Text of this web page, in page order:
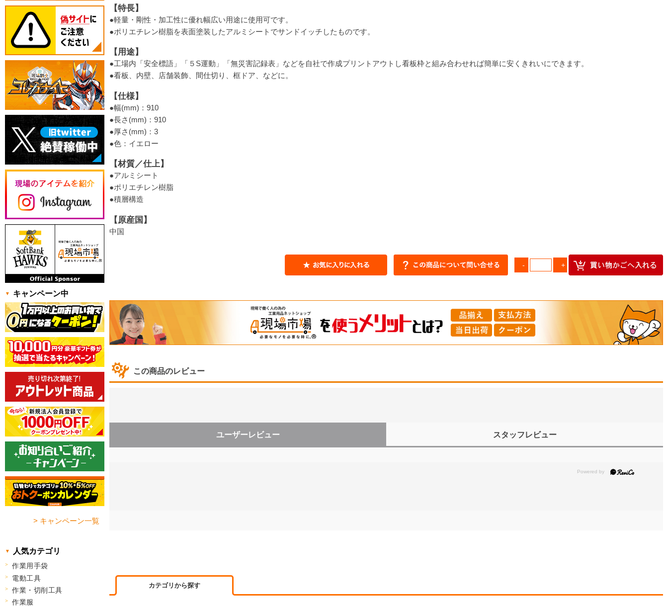
【特長】
●軽量・剛性・加工性に優れ幅広い用途に使用可です。
●ポリエチレン樹脂を表面塗装したアルミシートでサンドイッチしたものです。
【用途】
●工場内「安全標語」「５S運動」「無災害記録表」などを自社で作成プリントアウトし看板枠と組み合わせれば簡単に安くきれいにできます。
●看板、内壁、店舗装飾、間仕切り、框ドア、などに。
【仕様】
●幅(mm)：910
●長さ(mm)：910
●厚さ(mm)：3
●色：イエロー
【材質／仕上】
●アルミシート
●ポリエチレン樹脂
●積層構造
【原産国】
中国
この商品のレビュー
ユーザーレビュー スタッフレビュー
カテゴリから探す
キャンペーン中
> キャンペーン一覧
人気カテゴリ
作業用手袋
電動工具
作業・切削工具
作業服